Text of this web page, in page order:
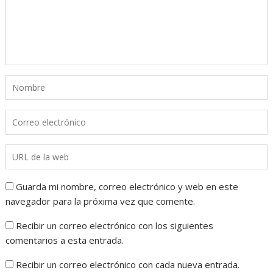
Guarda mi nombre, correo electrónico y web en este
navegador para la próxima vez que comente.
Recibir un correo electrónico con los siguientes
comentarios a esta entrada.
Recibir un correo electrónico con cada nueva entrada.